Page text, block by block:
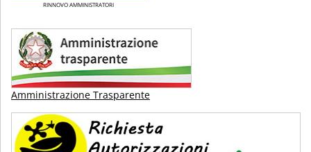
RINNOVO AMMINISTRATORI
Amministrazione Trasparente